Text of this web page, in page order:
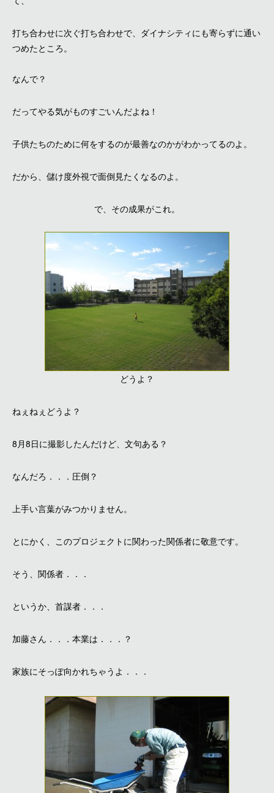
打ち合わせに次ぐ打ち合わせで、ダイナシティにも寄らずに通い
つめたところ。
なんで？
だってやる気がものすごいんだよね！
子供たちのために何をするのが最善なのかがわかってるのよ。
だから、儲け度外視で面倒見たくなるのよ。
で、その成果がこれ。
どうよ？
ねぇねぇどうよ？
8月8日に撮影したんだけど、文句ある？
なんだろ．．．圧倒？
上手い言葉がみつかりません。
とにかく、このプロジェクトに関わった関係者に敬意です。
そう、関係者．．．
というか、首謀者．．．
加藤さん．．．本業は．．．？
家族にそっぽ向かれちゃうよ．．．